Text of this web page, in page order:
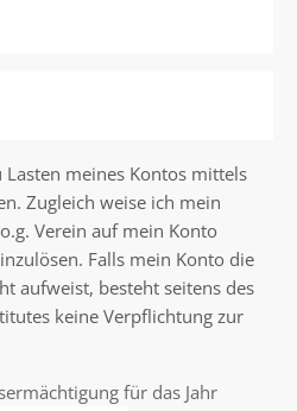
meines Kontos mittels
Zugleich weise ich mein
Verein auf mein Konto
Falls mein Konto die
aufweist, besteht seitens des
keine Verpflichtung zur
für das Jahr